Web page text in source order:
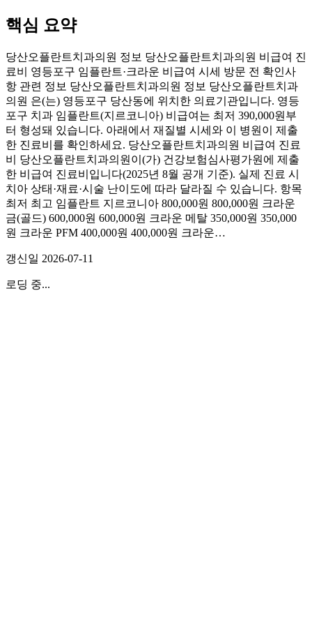
핵심 요약
당산오플란트치과의원 정보 당산오플란트치과의원 비급여 진
료비 영등포구 임플란트·크라운 비급여 시세 방문 전 확인사
항 관련 정보 당산오플란트치과의원 정보 당산오플란트치과
의원 은(는) 영등포구 당산동에 위치한 의료기관입니다. 영등
포구 치과 임플란트(지르코니아) 비급여는 최저 390,000원부
터 형성돼 있습니다. 아래에서 재질별 시세와 이 병원이 제출
한 진료비를 확인하세요. 당산오플란트치과의원 비급여 진료
비 당산오플란트치과의원이(가) 건강보험심사평가원에 제출
한 비급여 진료비입니다(2025년 8월 공개 기준). 실제 진료 시
치아 상태·재료·시술 난이도에 따라 달라질 수 있습니다. 항목
최저 최고 임플란트 지르코니아 800,000원 800,000원 크라운
금(골드) 600,000원 600,000원 크라운 메탈 350,000원 350,000
원 크라운 PFM 400,000원 400,000원 크라운…
갱신일 2026-07-11
로딩 중...